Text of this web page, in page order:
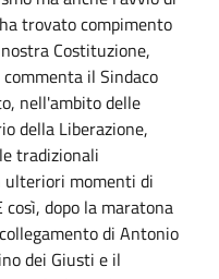
trovato compimento
Costituzione,
il Sindaco
nell'ambito delle
della Liberazione,
tradizionali
momenti di
dopo la maratona
di Antonio
dei Giusti e il